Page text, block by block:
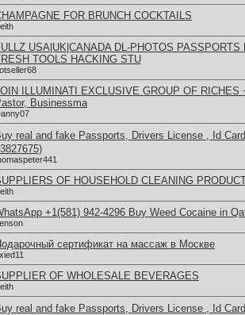
FOR BRUNCH COCKTAILS
USA|UK|CANADA DL-PHOTOS
TOOLS HACKING STU
ILLUMINATI EXCLUSIVE GROUP OF RICHES
Businessma
real and fake Passports, Drivers License , Id
OF HOUSEHOLD CLEANING
+1(581) 942-4296 Buy Weed Cocaine in
сертификат на массаж в Москве
OF WHOLESALE BEVERAGES
real and fake Passports, Drivers License , Id